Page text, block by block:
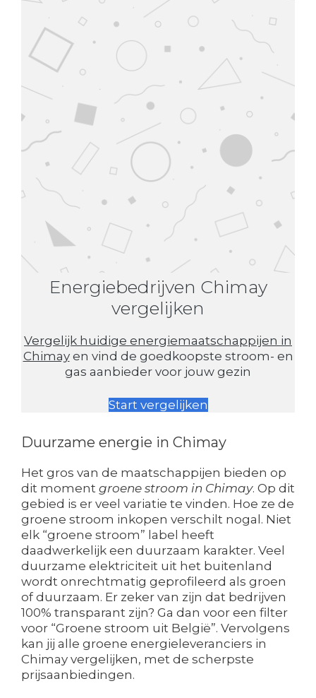
Energiebedrijven Chimay
vergelijken
Vergelijk huidige energiemaatschappijen in
Chimayen vind de goedkoopste stroom- en
gas aanbieder voor jouw gezin
Start vergelijken
Duurzame energie in Chimay
Het gros van de maatschappijen bieden op
dit moment groene stroom in Chimay. Op dit
gebied is er veel variatie te vinden. Hoe ze de
groene stroom inkopen verschilt nogal. Niet
elk “groene stroom” label heeft
daadwerkelijk een duurzaam karakter. Veel
duurzame elektriciteit uit het buitenland
wordt onrechtmatig geprofileerd als groen
of duurzaam. Er zeker van zijn dat bedrijven
100% transparant zijn? Ga dan voor een filter
voor “Groene stroom uit België”. Vervolgens
kan jij alle groene energieleveranciers in
Chimay vergelijken, met de scherpste
prijsaanbiedingen.